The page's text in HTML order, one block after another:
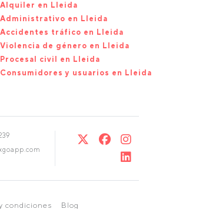
en Lleida
en Lleida
tráfico en Lleida
de género en Lleida
civil en Lleida
y usuarios en Lleida
condiciones Blog